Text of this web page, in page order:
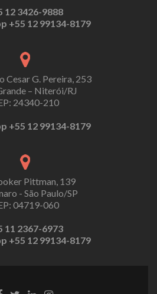
12 3426-9888
+55 12 99134-8179
Cesar G. Pereira, 253
– Niterói/RJ
24340-210
+55 12 99134-8179
Pittman, 139
- São Paulo/SP
04719-060
11 2367-6973
+55 12 99134-8179